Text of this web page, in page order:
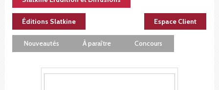
Éditions Slatkine Espace Client
Nouveautés À paraître Concours